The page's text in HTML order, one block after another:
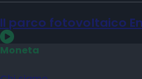
Il parco fotovoltaico